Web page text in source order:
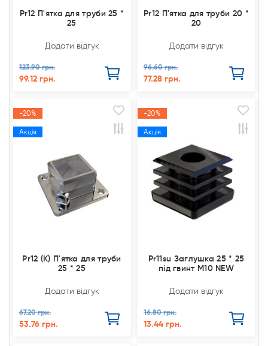
Pr12 П'ятка для труби 25 *
25
Додати відгук
123.90 грн.
99.12 грн.
Pr12 П'ятка для труби 20 *
20
Додати відгук
96.60 грн.
77.28 грн.
-20%
Акція
Pr12 (К) П'ятка для труби
25 * 25
Додати відгук
67.20 грн.
53.76 грн.
-20%
Акція
Pr11su Заглушка 25 * 25
під гвинт М10 NEW
Додати відгук
16.80 грн.
13.44 грн.